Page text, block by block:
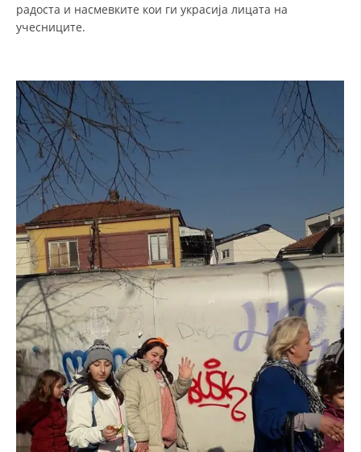
радоста и насмевките кои ги украсија лицата на
учесниците.